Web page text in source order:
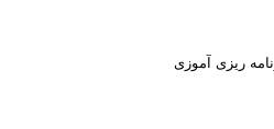
ریزی آموزی